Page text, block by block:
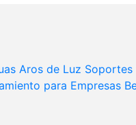
Aros de Luz
para Empresas